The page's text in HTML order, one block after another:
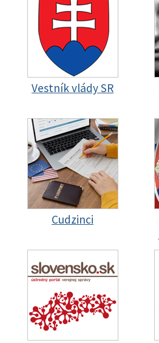
Vestník vlády SR
Cudzinci